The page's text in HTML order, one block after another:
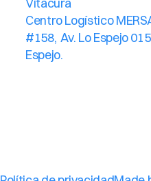
Centro Logístico
#158,  Av. Lo Espejo
Espejo.